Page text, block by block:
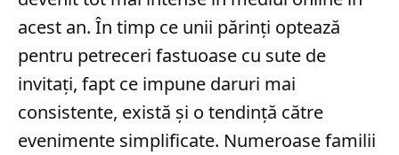
acest an. În timp ce unii părinți optează
pentru petreceri fastuoase cu sute de
invitați, fapt ce impune daruri mai
consistente, există și o tendință către
evenimente simplificate. Numeroase familii